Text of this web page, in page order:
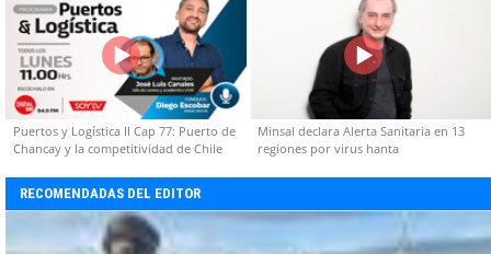
Puertos y Logística II Cap 77: Puerto de
Chancay y la competitividad de Chile
Minsal declara Alerta Sanitaria en 13
regiones por virus hanta
RECOMENDADAS DEL EDITOR